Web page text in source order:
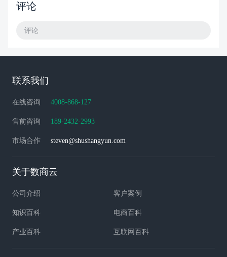
评论
评论
联系我们
在线咨询 4008-868-127
售前咨询 189-2432-2993
市场合作 steven@shushangyun.com
关于数商云
公司介绍 客户案例
知识百科 电商百科
产业百科 互联网百科